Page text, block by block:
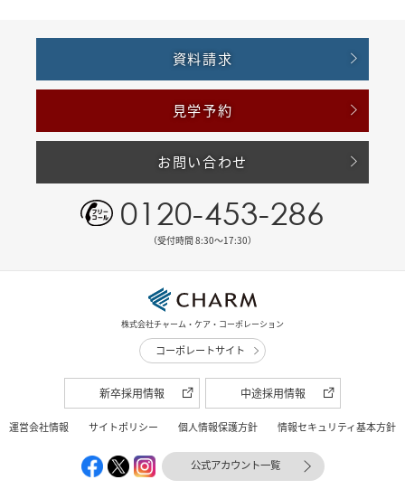
資料請求
見学予約
お問い合わせ
0120-453-286
（受付時間 8:30〜17:30）
株式会社チャーム・ケア・コーポレーション
コーポレートサイト
新卒採用情報 中途採用情報
運営会社情報 サイトポリシー 個人情報保護方針 情報セキュリティ基本方針
公式アカウント一覧